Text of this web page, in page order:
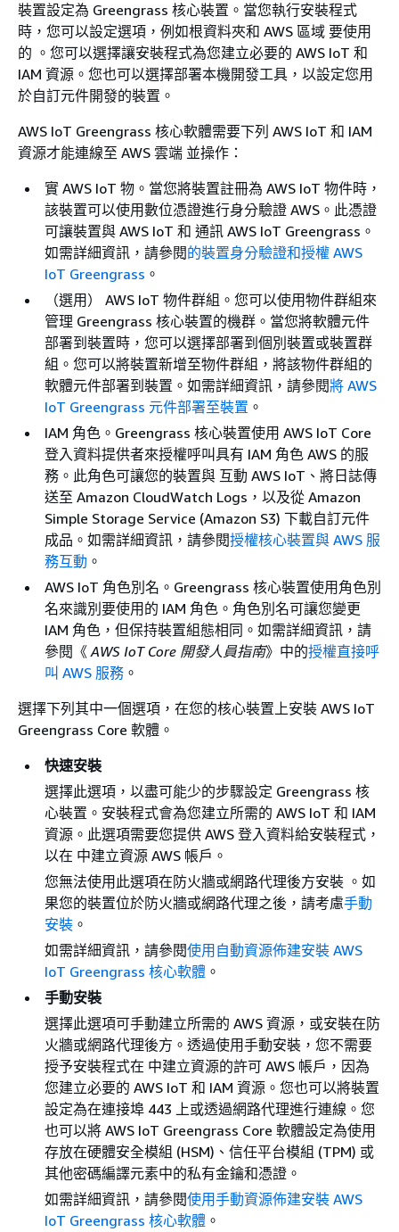
裝置設定為 Greengrass 核心裝置。當您執行安裝程式
時，您可以設定選項，例如根資料夾和 AWS 區域 要使用
的 。您可以選擇讓安裝程式為您建立必要的 AWS IoT 和
IAM 資源。您也可以選擇部署本機開發工具，以設定您用
於自訂元件開發的裝置。
AWS IoT Greengrass 核心軟體需要下列 AWS IoT 和 IAM
資源才能連線至 AWS 雲端 並操作：
實 AWS IoT 物。當您將裝置註冊為 AWS IoT 物件時，
該裝置可以使用數位憑證進行身分驗證 AWS。此憑證
可讓裝置與 AWS IoT 和 通訊 AWS IoT Greengrass。
如需詳細資訊，請參閱的裝置身分驗證和授權 AWS
IoT Greengrass 。
（選用） AWS IoT 物件群組。您可以使用物件群組來
管理 Greengrass 核心裝置的機群。當您將軟體元件
部署到裝置時，您可以選擇部署到個別裝置或裝置群
組。您可以將裝置新增至物件群組，將該物件群組的
軟體元件部署到裝置。如需詳細資訊，請參閱將 AWS
IoT Greengrass 元件部署至裝置 。
IAM 角色。Greengrass 核心裝置使用 AWS IoT Core
登入資料提供者來授權呼叫具有 IAM 角色 AWS 的服
務。此角色可讓您的裝置與 互動 AWS IoT、將日誌傳
送至 Amazon CloudWatch Logs，以及從 Amazon
Simple Storage Service (Amazon S3) 下載自訂元件
成品。如需詳細資訊，請參閱授權核心裝置與 AWS 服
務互動 。
AWS IoT 角色別名。Greengrass 核心裝置使用角色別
名來識別要使用的 IAM 角色。角色別名可讓您變更
IAM 角色，但保持裝置組態相同。如需詳細資訊，請
參閱《AWS IoT Core 開發人員指南》中的授權直接呼
叫 AWS 服務 。
選擇下列其中一個選項，在您的核心裝置上安裝 AWS IoT
Greengrass Core 軟體。
快速安裝
選擇此選項，以盡可能少的步驟設定 Greengrass 核
心裝置。安裝程式會為您建立所需的 AWS IoT 和 IAM
資源。此選項需要您提供 AWS 登入資料給安裝程式，
以在 中建立資源 AWS 帳戶。
您無法使用此選項在防火牆或網路代理後方安裝 。如
果您的裝置位於防火牆或網路代理之後，請考慮手動
安裝 。
如需詳細資訊，請參閱使用自動資源佈建安裝 AWS
IoT Greengrass 核心軟體 。
手動安裝
選擇此選項可手動建立所需的 AWS 資源，或安裝在防
火牆或網路代理後方。透過使用手動安裝，您不需要
授予安裝程式在 中建立資源的許可 AWS 帳戶，因為
您建立必要的 AWS IoT 和 IAM 資源。您也可以將裝置
設定為在連接埠 443 上或透過網路代理進行連線。您
也可以將 AWS IoT Greengrass Core 軟體設定為使用
存放在硬體安全模組 (HSM)、信任平台模組 (TPM) 或
其他密碼編譯元素中的私有金鑰和憑證。
如需詳細資訊，請參閱使用手動資源佈建安裝 AWS
IoT Greengrass 核心軟體 。